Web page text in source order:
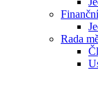
Rada